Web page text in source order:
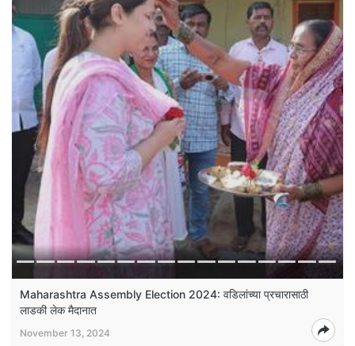
Maharashtra Assembly Election 2024: वडिलांच्या प्रचारासाठी
लाडकी लेक मैदानात
November 13, 2024